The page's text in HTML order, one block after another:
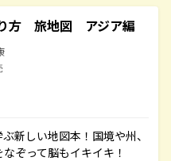
方 旅地図 アジア編
新しい地図本！国境や州、
ぞって脳もイキイキ！